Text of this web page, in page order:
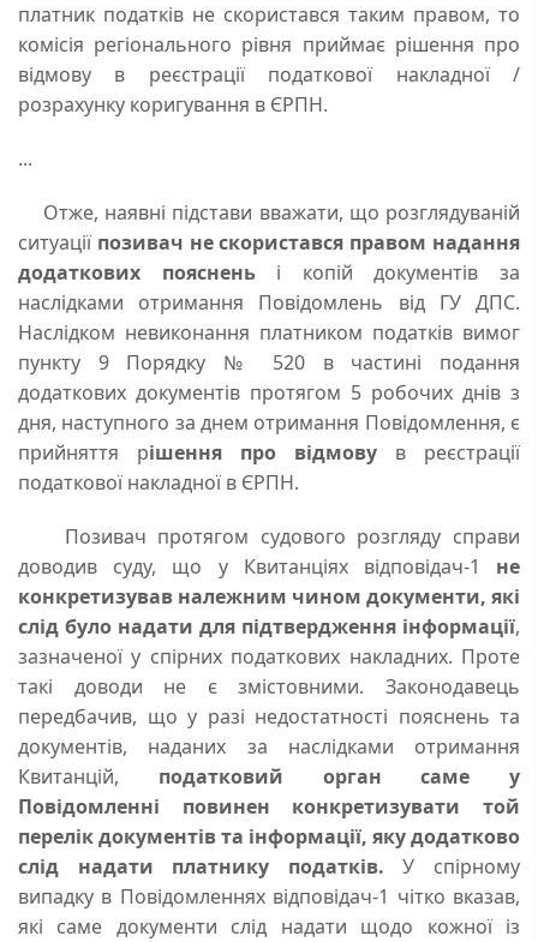
платник податків не скористався таким правом, то
комісія регіонального рівня приймає рішення про
відмову в реєстрації податкової накладної /
розрахунку коригування в ЄРПН.
...
Отже, наявні підстави вважати, що розглядуваній
ситуації позивач не скористався правом надання
додаткових пояснень і копій документів за
наслідками отримання Повідомлень від ГУ ДПС.
Наслідком невиконання платником податків вимог
пункту 9 Порядку № 520 в частині подання
додаткових документів протягом 5 робочих днів з
дня, наступного за днем отримання Повідомлення, є
прийняття рішення про відмову в реєстрації
податкової накладної в ЄРПН.
Позивач протягом судового розгляду справи
доводив суду, що у Квитанціях відповідач-1 не
конкретизував належним чином документи, які
слід було надати для підтвердження інформації,
зазначеної у спірних податкових накладних. Проте
такі доводи не є змістовними. Законодавець
передбачив, що у разі недостатності пояснень та
документів, наданих за наслідками отримання
Квитанцій, податковий орган саме у
Повідомленні повинен конкретизувати той
перелік документів та інформації, яку додатково
слід надати платнику податків. У спірному
випадку в Повідомленнях відповідач-1 чітко вказав,
які саме документи слід надати щодо кожної із